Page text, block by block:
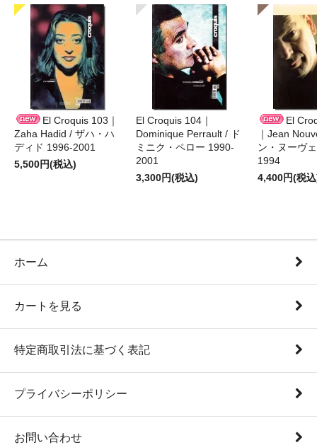
El Croquis 103｜
Zaha Hadid / ザハ・ハ
ディド 1996-2001
5,500円(税込)
El Croquis 104｜
Dominique Perrault / ド
ミニク・ペロー 1990-
2001
3,300円(税込)
El
｜Jean
ン・ヌーヴ
1994
4,400円(税
ホーム
カートを見る
特定商取引法に基づく表記
プライバシーポリシー
お問い合わせ